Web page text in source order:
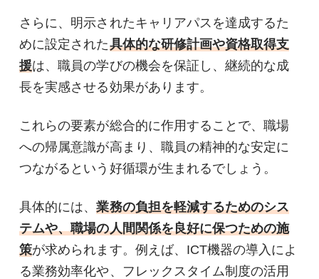
さらに、明示されたキャリアパスを達成するた
めに設定された具体的な研修計画や資格取得支
援は、職員の学びの機会を保証し、継続的な成
長を実感させる効果があります。
これらの要素が総合的に作用することで、職場
への帰属意識が高まり、職員の精神的な安定に
つながるという好循環が生まれるでしょう。
具体的には、業務の負担を軽減するためのシス
テムや、職場の人間関係を良好に保つための施
策が求められます。例えば、ICT機器の導入によ
る業務効率化や、フレックスタイム制度の活用